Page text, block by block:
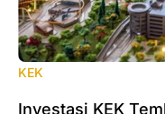
KEK
Investasi KEK